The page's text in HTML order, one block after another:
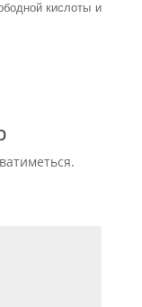
кислоты и